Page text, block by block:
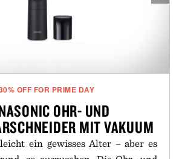
OFF FOR PRIME DAY
OHR- UND
MIT VAKUUM
ein gewisses Alter – aber es